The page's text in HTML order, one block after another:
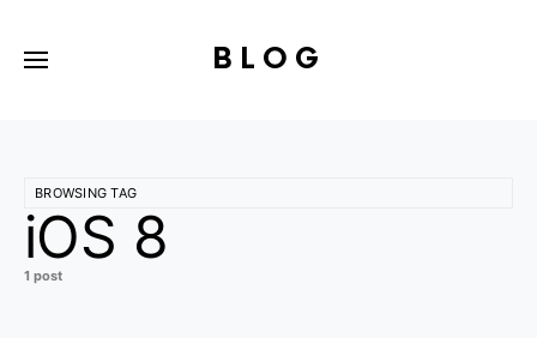
BLOG
BROWSING TAG
iOS 8
1 post